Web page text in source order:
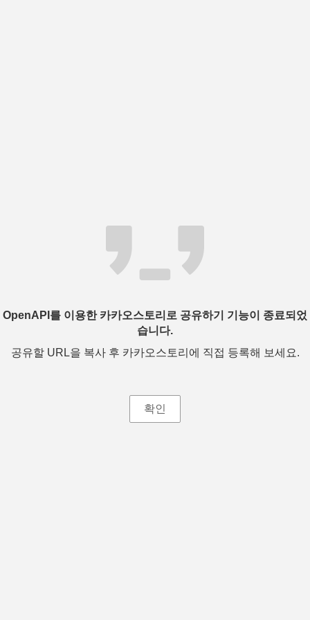
OpenAPI를 이용한 카카오스토리로 공유하기 기능이 종료되었
습니다.
공유할 URL을 복사 후 카카오스토리에 직접 등록해 보세요.
확인